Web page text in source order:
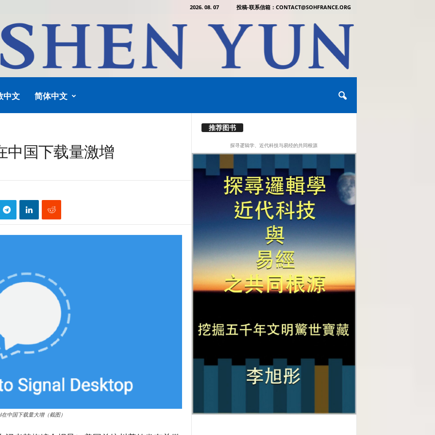
2026. 08. 07 投稿-联系信箱：CONTACT@SOHFRANCE.ORG
中文 简体中文
中国下载量激增
在中国下载量大增（截图）
推荐图书
探寻逻辑学、近代科技与易经的共同根源